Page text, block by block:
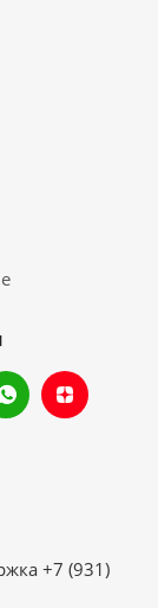
+7 (931)